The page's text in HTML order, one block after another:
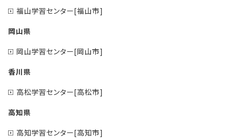
福山学習センター[福山市]
岡山県
岡山学習センター[岡山市]
香川県
高松学習センター[高松市]
高知県
高知学習センター[高知市]